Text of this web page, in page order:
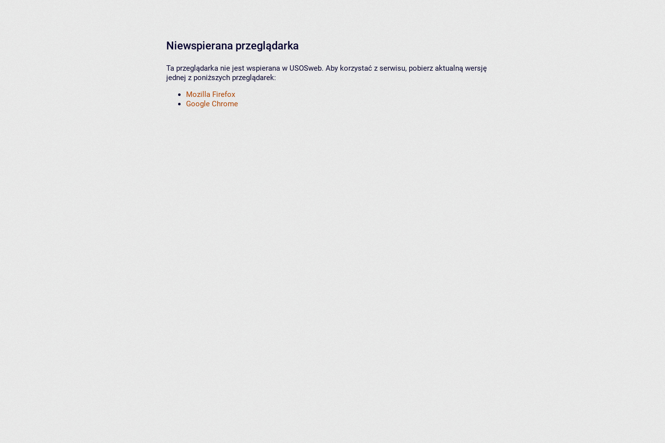
Niewspierana przeglądarka
Ta przeglądarka nie jest wspierana w USOSweb. Aby korzystać z serwisu, pobierz aktualną wersję
jednej z poniższych przeglądarek:
Mozilla Firefox
Google Chrome